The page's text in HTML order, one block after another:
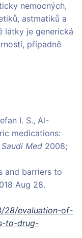
nemocných,
astmatiků a
látky je generická
případně
I. S., Al-
medications:
Med 2008;
and barriers to
Aug 28.
28/evaluation-of-
to-drug-